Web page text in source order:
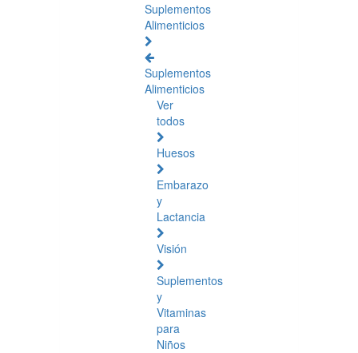
Suplementos
Alimenticios
Suplementos
Alimenticios
Ver
todos
Huesos
Embarazo
y
Lactancia
Visión
Suplementos
y
Vitaminas
para
Niños